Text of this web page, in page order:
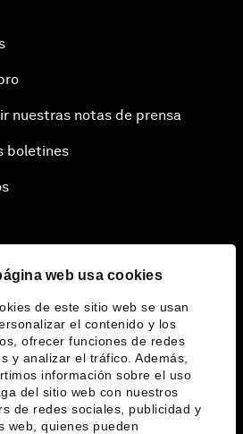
web usa cookies
de este sitio web se usan
el contenido y los
ofrecer funciones de redes
y analizar el tráfico. Además,
información sobre el uso
del sitio web con nuestros
de redes sociales, publicidad y
web, quienes pueden
nuestras notas de prensa
boletines